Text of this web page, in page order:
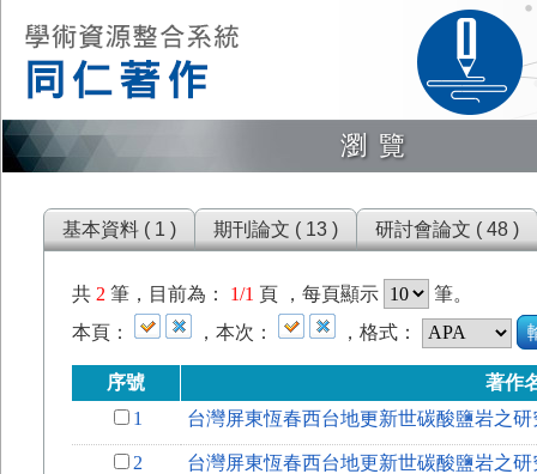
瀏覽
基本資料 ( 1 ) 期刊論文 ( 13 ) 研討會論文 ( 48 )
共 2 筆，目前為： 1/1 頁 ，每頁顯示
筆。
本頁：
，本次： ，格式：
序號
著作
1
台灣屏東恆春西台地更新世碳酸鹽岩之研
2 台灣屏東恆春西台地更新世碳酸鹽岩之